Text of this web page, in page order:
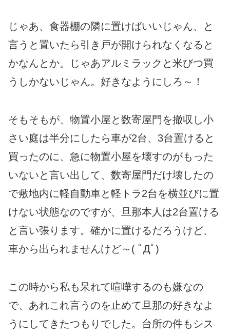
じゃあ、食器棚の隣に置けばいいじゃん、と
言うと置いたら引き戸が開けられなくなると
かなんとか。じゃあアルミラックと米びつ買
うしかないじゃん。好きなようにしろ～！
そもそもが、物置小屋と数寄屋門を撤収し小
さい庭は半分にしたら車が2台、3台置けると
買ったのに、急に物置小屋を壊すのがもった
いないと言い出して、数寄屋門だけ壊したの
で敷地内に軽自動車と軽トラ2台を横並びに置
けない状態なのですが、旦那本人は2台置ける
と言い張ります。確かに置けるだろうけど、
車から出られませんけど～( ﾟДﾟ)
この時から私も呆れて喧嘩するのも嫌なの
で、あれこれ言うのを止めて旦那の好きなよ
うにしてきたつもりでした。台所の件もシス